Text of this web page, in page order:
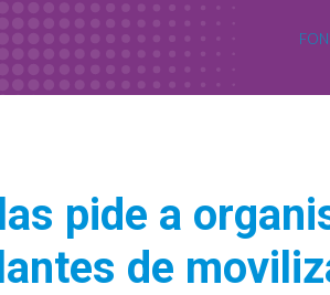
pide a
de